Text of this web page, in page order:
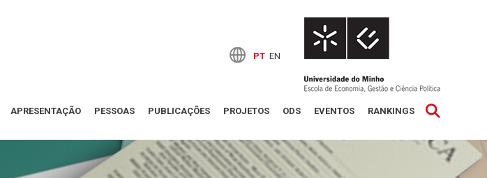
PT EN
APRESENTAÇÃO PESSOAS PUBLICAÇÕES PROJETOS ODS EVENTOS RANKINGS